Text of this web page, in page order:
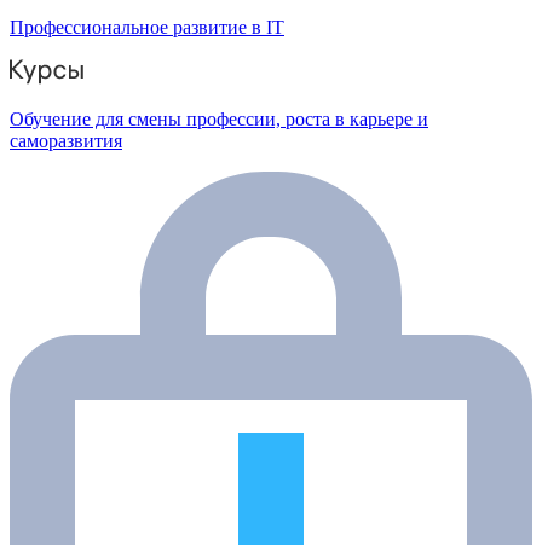
Профессиональное развитие в IT
Обучение для смены профессии, роста в карьере и
саморазвития